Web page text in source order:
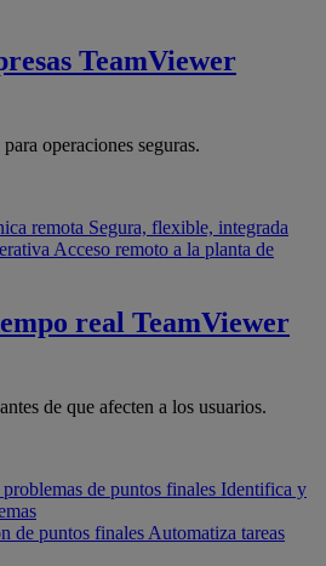
TeamViewer
operaciones seguras.
remota Segura, flexible, integrada
Acceso remoto a la planta de
real TeamViewer
de que afecten a los usuarios.
de puntos finales Identifica y
de puntos finales Automatiza tareas